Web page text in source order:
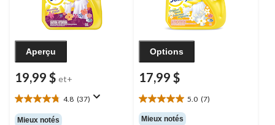
Aperçu
19,99 $ et+
4.8 (37)
4.8
étoile(s)
Mieux notés
Options
17,99 $
5.0 (7)
5.0
étoile(s)
Mieux notés